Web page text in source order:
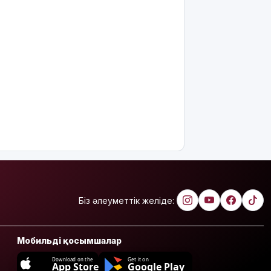
Біз әлеуметтік желіде:
Мобильді қосымшалар
Download on the
App Store
Get it on
Google Play